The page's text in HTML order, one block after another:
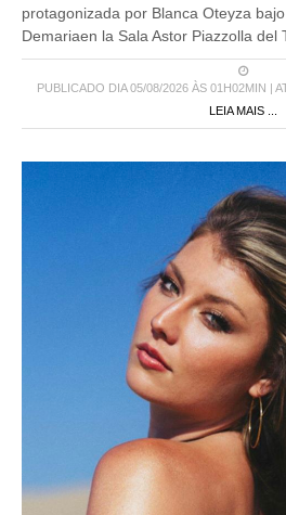
protagonizada por Blanca Oteyza
Demariaen la Sala Astor Piazzolla del
PUBLICADO DIA 05/08/2026 ÀS 01H02MIN |
LEIA MAIS ...